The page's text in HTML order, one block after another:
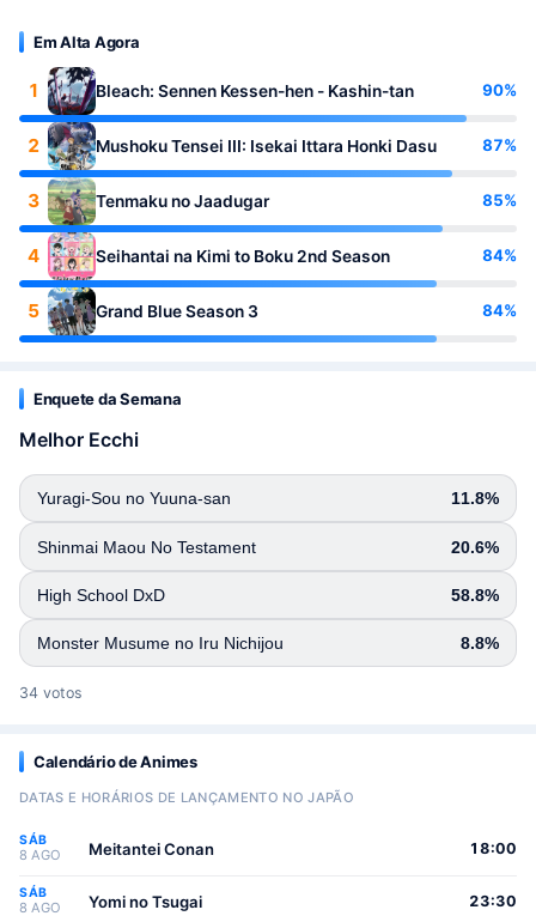
Em Alta Agora
1 Bleach: Sennen Kessen-hen - Kashin-tan 90%
2 Mushoku Tensei III: Isekai Ittara Honki Dasu 87%
3 Tenmaku no Jaadugar 85%
4 Seihantai na Kimi to Boku 2nd Season 84%
5 Grand Blue Season 3 84%
Enquete da Semana
Melhor Ecchi
Yuragi-Sou no Yuuna-san 11.8%
Shinmai Maou No Testament 20.6%
High School DxD 58.8%
Monster Musume no Iru Nichijou 8.8%
34 votos
Calendário de Animes
DATAS E HORÁRIOS DE LANÇAMENTO NO JAPÃO
SÁB
8 AGO Meitantei Conan 18:00
SÁB
8 AGO Yomi no Tsugai 23:30